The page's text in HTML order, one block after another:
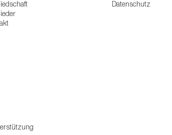
Datenschutz